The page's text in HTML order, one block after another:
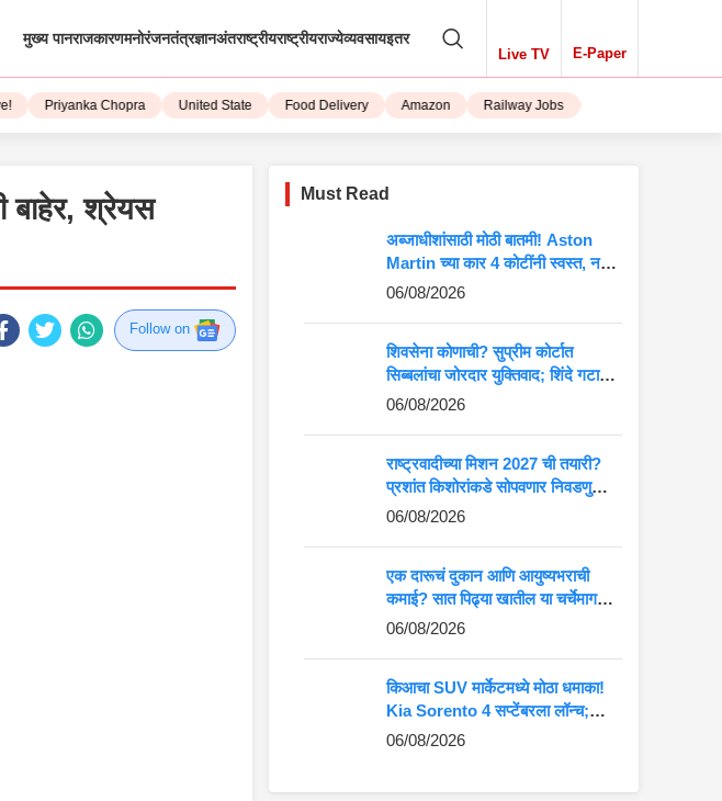
मुख्य पानराजकारणमनोरंजनतंत्रज्ञानअंतराष्ट्रीयराष्ट्रीयराज्येव्यवसायइतर
Live TV E-Paper
Priyanka Chopra United State Food Delivery Amazon Railway Jobs iPhone 15
श्रेयस
Follow on
Must Read
अब्जाधीशांसाठी मोठी बातमी! Aston
Martin च्या कार 4 कोटींनी स्वस्त, नवीन
किंमत पाहून बसेल धक्का
06/08/2026
शिवसेना कोणाची? सुप्रीम कोर्टात
सिब्बलांचा जोरदार युक्तिवाद; शिंदे गटाच्या
अडचणी वाढणार?
06/08/2026
राष्ट्रवादीच्या मिशन 2027 ची तयारी?
प्रशांत किशोरांकडे सोपवणार निवडणुकीची
कमान?
06/08/2026
एक दारूचं दुकान आणि आयुष्यभराची
कमाई? सात पिढ्या खातील या चर्चेमागचं
खरं गणित जाणून घ्या
06/08/2026
किआचा SUV मार्केटमध्ये मोठा धमाका!
Kia Sorento 4 सप्टेंबरला लॉन्च;
Fortuner-Kodiaq ला देणार थेट
06/08/2026